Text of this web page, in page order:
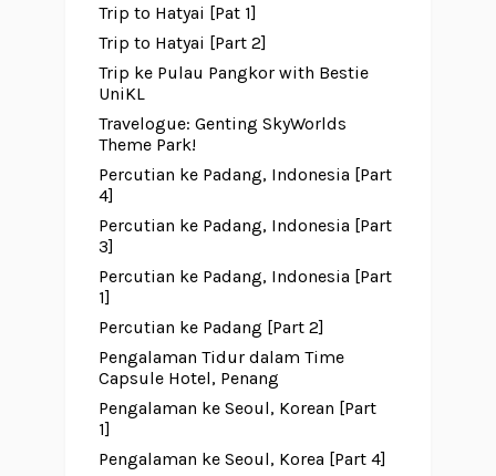
Trip to Hatyai [Pat 1]
Trip to Hatyai [Part 2]
Trip ke Pulau Pangkor with Bestie
UniKL
Travelogue: Genting SkyWorlds
Theme Park!
Percutian ke Padang, Indonesia [Part
4]
Percutian ke Padang, Indonesia [Part
3]
Percutian ke Padang, Indonesia [Part
1]
Percutian ke Padang [Part 2]
Pengalaman Tidur dalam Time
Capsule Hotel, Penang
Pengalaman ke Seoul, Korean [Part
1]
Pengalaman ke Seoul, Korea [Part 4]